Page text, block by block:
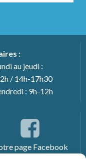
:
au jeudi :
/ 14h-17h30
: 9h-12h
page Facebook